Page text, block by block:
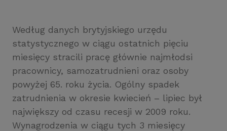
Według danych brytyjskiego urzędu
statystycznego w ciągu ostatnich pięciu
miesięcy stracili pracę głównie najmłodsi
pracownicy, samozatrudnieni oraz osoby
powyżej 65. roku życia. Ogólny spadek
zatrudnienia w okresie kwiecień – lipiec był
największy od czasu recesji w 2009 roku.
Wynagrodzenia w ciągu tych 3 miesięcy